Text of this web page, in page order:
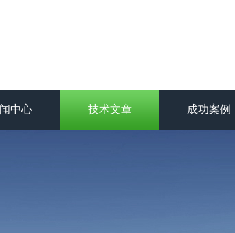
中心 技术文章 成功案例